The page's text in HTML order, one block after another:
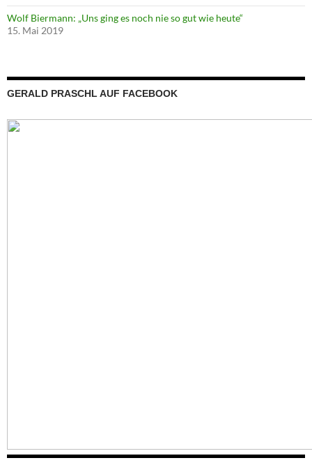
Wolf Biermann: „Uns ging es noch nie so gut wie heute“
15. Mai 2019
GERALD PRASCHL AUF FACEBOOK